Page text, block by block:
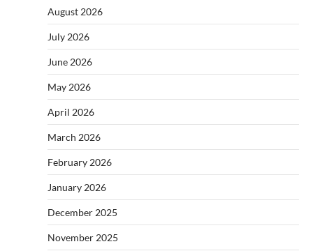
August 2026
July 2026
June 2026
May 2026
April 2026
March 2026
February 2026
January 2026
December 2025
November 2025